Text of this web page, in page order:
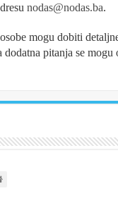
nodas@nodas.ba.
mogu dobiti
dodatna pitanja se